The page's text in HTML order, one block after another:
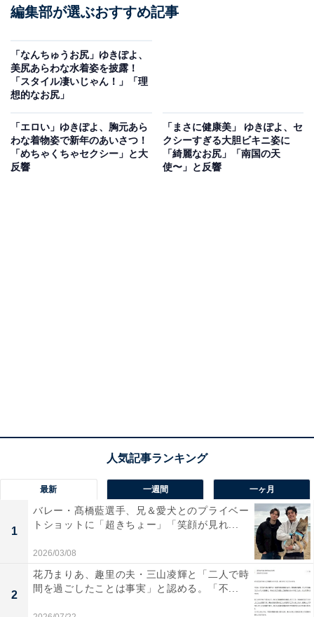
編集部が選ぶおすすめ記事
「なんちゅうお尻」ゆきぽよ、
美尻あらわな水着姿を披露！
「スタイル凄いじゃん！」「理
想的なお尻」
「エロい」ゆきぽよ、胸元あら
わな着物姿で新年のあいさつ！
「めちゃくちゃセクシー」と大
反響
「まさに健康美」 ゆきぽよ、セ
クシーすぎる大胆ビキニ姿に
「綺麗なお尻」「南国の天
使〜」と反響
最新 一週間 一ヶ月
1
バレー・髙橋藍選手、兄＆愛犬とのプライベー
トショットに「超きちょー」「笑顔が見れ...
2026/03/08
2
花乃まりあ、趣里の夫・三山凌輝と「二人で時
間を過ごしたことは事実」と認める。「不...